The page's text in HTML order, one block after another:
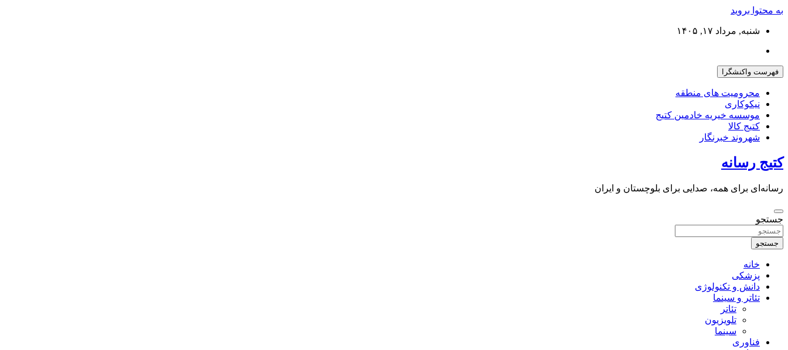
به محتوا بروید
شنبه, مرداد ۱۷, ۱۴۰۵
فهرست واکنشگرا
محرومیت های منطقه
نیکوکاری
موسسه خیریه خادمین کتیج
کتیج کالا
شهروند خبرنگار
کتیج رسانه
رسانه‌ای برای همه، صدایی برای بلوچستان و ایران
جستجو
جستجو
خانه
پزشکی
دانش و تکنولوژی
تئاتر و سینما
تئاتر
تلویزیون
سینما
فناوری